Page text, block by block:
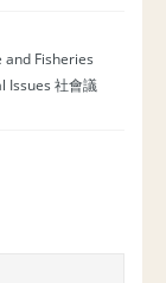
Fisheries
Issues 社會議